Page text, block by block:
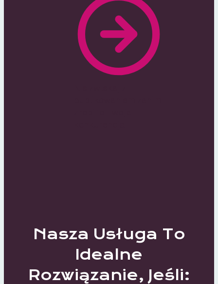
Nasza Usługa To
Idealne
Rozwiązanie, Jeśli: